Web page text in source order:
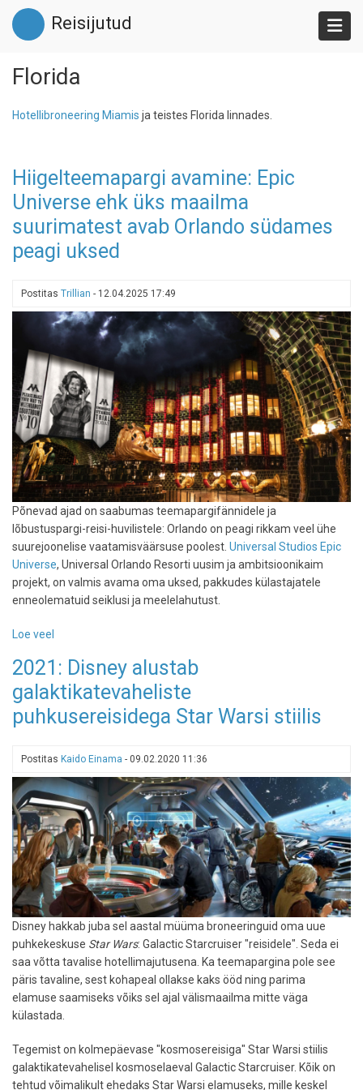
Liigu
edasi
põhisisu
Reisijutud
Florida
Hotellibroneering Miamis ja teistes Florida linnades.
Hiigelteemapargi avamine: Epic
Universe ehk üks maailma
suurimatest avab Orlando südames
peagi uksed
Postitas Trillian - 12.04.2025 17:49
Põnevad ajad on saabumas teemapargifännidele ja
lõbustuspargi-reisi-huvilistele: Orlando on peagi rikkam veel ühe
suurejoonelise vaatamisväärsuse poolest. Universal Studios Epic
Universe, Universal Orlando Resorti uusim ja ambitsioonikaim
projekt, on valmis avama oma uksed, pakkudes külastajatele
enneolematuid seiklusi ja meelelahutust.
Loe veel
avamine:
Epic
ehk
maailma
suurimatest
avab
Orlando
südames
peagi
uksed
2021: Disney alustab
galaktikatevaheliste
puhkusereisidega Star Warsi stiilis
Postitas Kaido Einama - 09.02.2020 11:36
Disney hakkab juba sel aastal müüma broneeringuid oma uue
puhkekeskuse Star Wars: Galactic Starcruiser "reisidele". Seda ei
saa võtta tavalise hotellimajutusena. Ka teemapargina pole see
päris tavaline, sest kohapeal ollakse kaks ööd ning parima
elamuse saamiseks võiks sel ajal välismaailma mitte väga
külastada.
Tegemist on kolmepäevase "kosmosereisiga" Star Warsi stiilis
galaktikatevahelisel kosmoselaeval Galactic Starcruiser. Kõik on
tehtud võimalikult ehedaks Star Warsi elamuseks, mille keskel